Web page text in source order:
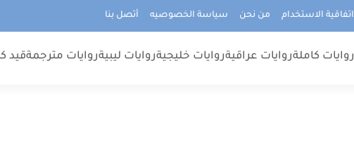
اتفاقية الاستخدام من نحن سياسة الخصوصيه أتصل بنا
روايات كاملةروايات عراقيةروايات خليجيةروايات ليبيةروايات مترجمةقيد